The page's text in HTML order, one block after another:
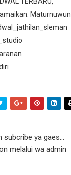
Maturnuwun
ya gaes...
melalui wa admin